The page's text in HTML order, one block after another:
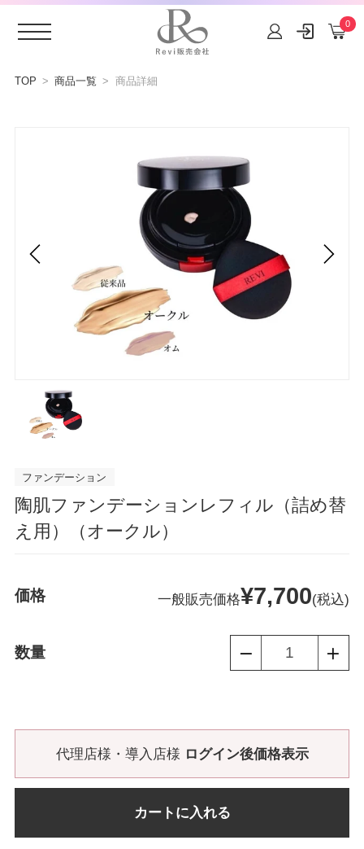
ンツに
0
TOP 商品一覧 商品詳細
ファンデーション
陶肌ファンデーションレフィル（詰め替
え用）（オークル）
価格 一般販売価格通
常
価
¥7,700(税込)
数量
代理店様・導入店様 ログイン後価格表示
カートに入れる